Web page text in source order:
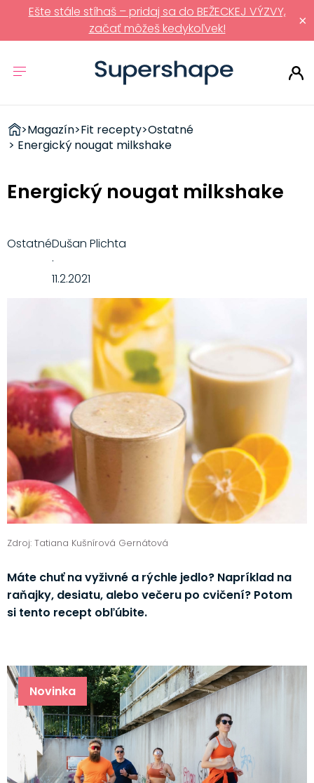
×
Ešte stále stíhaš – pridaj sa do BEŽECKEJ VÝZVY,
začať môžeš kedykoľvek!
ZDRAVÉ
RÝCHLOVKY
>Magazín>Fit recepty>Ostatné
> Energický nougat milkshake
Energický nougat milkshake
Zdroj: Tatiana Kušnírová Gernátová
Máte chuť na vyživné a rýchle jedlo? Napríklad na
raňajky, desiatu, alebo večeru po cvičení? Potom
si tento recept obľúbite.
Novinka
OstatnéDušan Plichta
·
11.2.2021